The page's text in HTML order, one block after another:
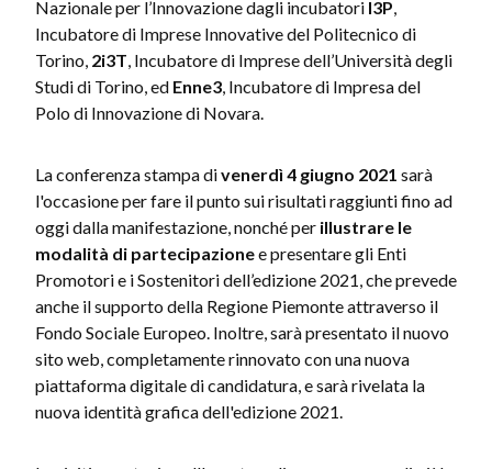
Nazionale per l’Innovazione dagli incubatori I3P,
Incubatore di Imprese Innovative del Politecnico di
Torino, 2i3T, Incubatore di Imprese dell’Università degli
Studi di Torino, ed Enne3, Incubatore di Impresa del
Polo di Innovazione di Novara.
La conferenza stampa divenerdì 4 giugno 2021 sarà
l'occasione per fare il punto sui risultati raggiunti fino ad
oggi dalla manifestazione, nonché per illustrare le
modalità di partecipazionee presentare gli Enti
Promotori e i Sostenitori dell’edizione 2021, che prevede
anche il supporto della Regione Piemonte attraverso il
Fondo Sociale Europeo. Inoltre, sarà presentato il nuovo
sito web, completamente rinnovato con una nuova
piattaforma digitale di candidatura, e sarà rivelata la
nuova identità grafica dell'edizione 2021.